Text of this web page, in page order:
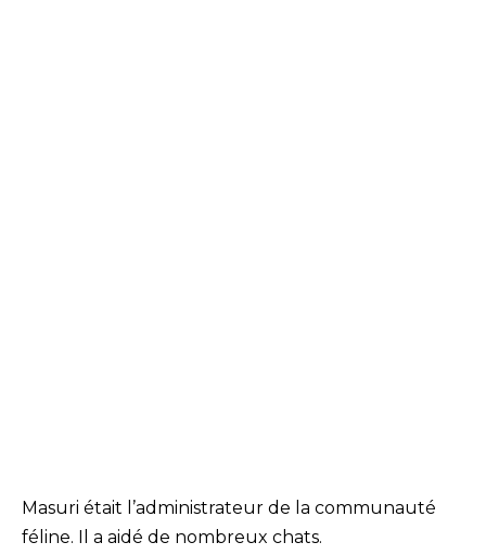
Masuri était l’administrateur de la communauté
féline. Il a aidé de nombreux chats.